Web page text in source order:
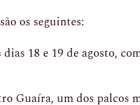
os seguintes:
18 e 19 de agosto,
Guaíra, um dos palcos